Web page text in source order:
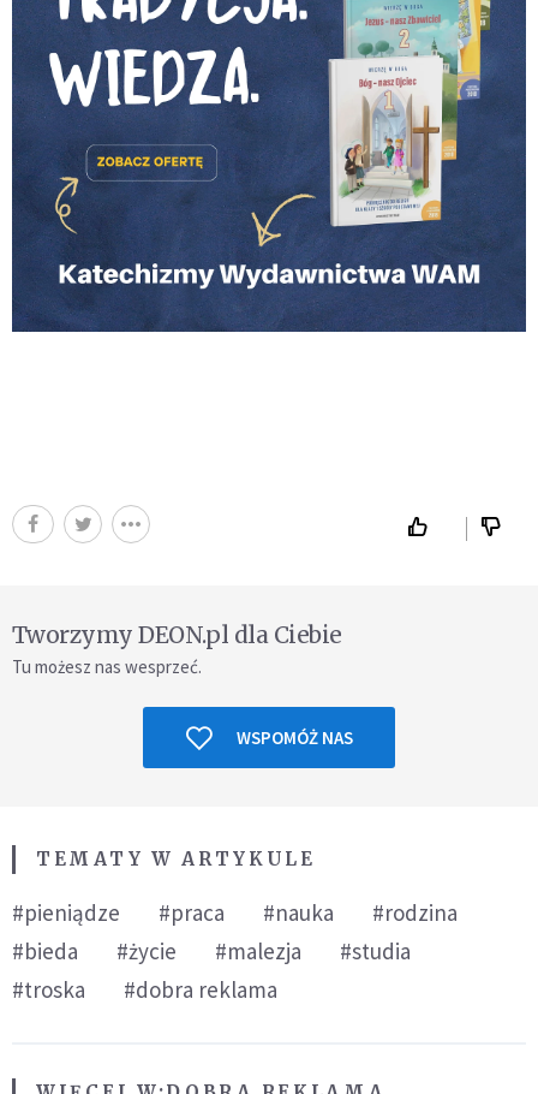
Tworzymy DEON.pl dla Ciebie
Tu możesz nas wesprzeć.
WSPOMÓŻ NAS
TEMATY W ARTYKULE
#pieniądze #praca #nauka
#rodzina
#bieda
#życie #malezja
#studia
#troska
#dobra reklama